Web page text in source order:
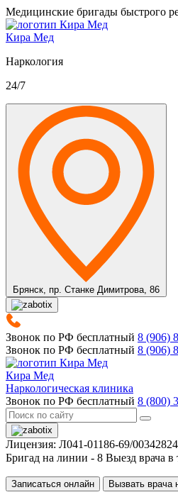
Медицинские бригады быстрого
Кира Мед
Наркология
24/7
Брянск, пр. Станке Димитрова, 86
Звонок по РФ бесплатный 8 (906)
Звонок по РФ бесплатный 8 (906)
Кира Мед
Наркологическая клиника
Звонок по РФ бесплатный 8 (800)
Лицензия: Л041-01186-69/00342824
Бригад на линии - 8 Выезд врача в
Записаться онлайн
Вызвать врача